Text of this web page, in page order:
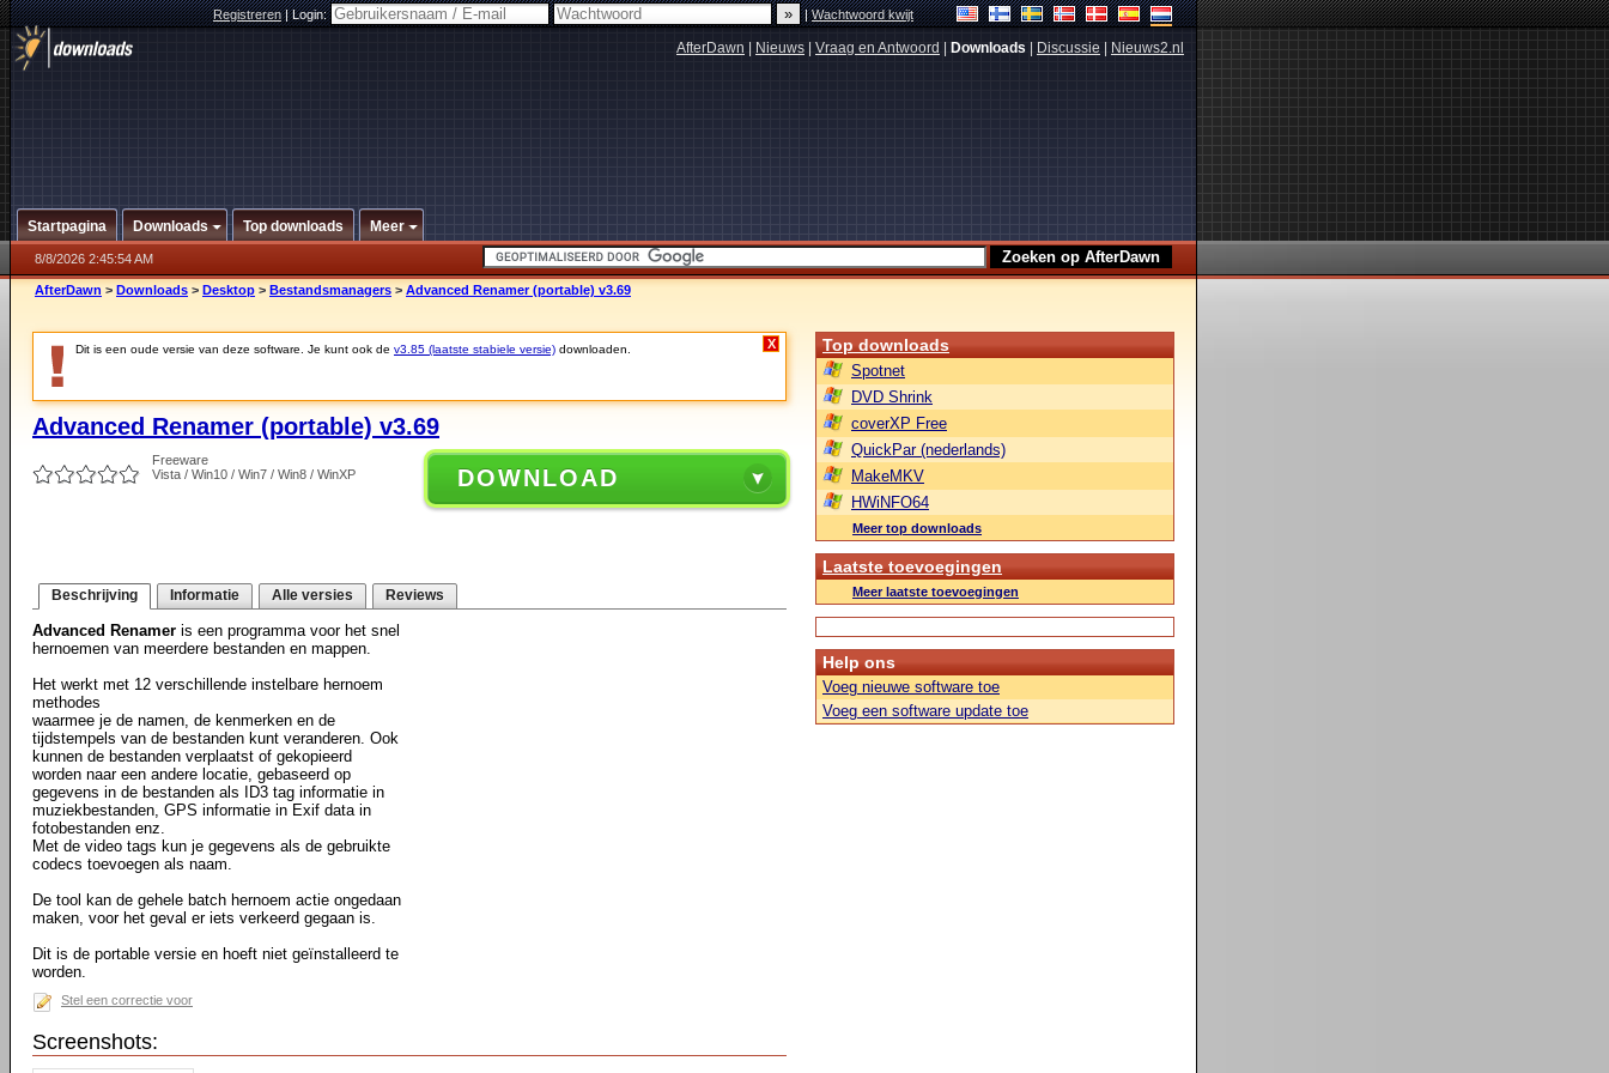
Registreren|Login: |Wachtwoord kwijt
AfterDawn Nieuws Vraag en Antwoord Downloads Discussie Nieuws2.nl
Startpagina Downloads Top downloads Meer
8/8/2026 2:45:54 AM
AfterDawn > Downloads > Desktop > Bestandsmanagers > Advanced Renamer (portable) v3.69
Dit is een oude versie van deze software. Je kunt ook de v3.85 (laatste stabiele versie) downloaden. X
Advanced Renamer (portable) v3.69
Freeware
Vista / Win10 / Win7 / Win8 / WinXP
DOWNLOAD
Beschrijving Informatie Alle versies Reviews
Advanced Renamer is een programma voor het snel
hernoemen van meerdere bestanden en mappen.
Het werkt met 12 verschillende instelbare hernoem
methodes
waarmee je de namen, de kenmerken en de
tijdstempels van de bestanden kunt veranderen. Ook
kunnen de bestanden verplaatst of gekopieerd
worden naar een andere locatie, gebaseerd op
gegevens in de bestanden als ID3 tag informatie in
muziekbestanden, GPS informatie in Exif data in
fotobestanden enz.
Met de video tags kun je gegevens als de gebruikte
codecs toevoegen als naam.
De tool kan de gehele batch hernoem actie ongedaan
maken, voor het geval er iets verkeerd gegaan is.
Dit is de portable versie en hoeft niet geïnstalleerd te
worden.
Stel een correctie voor
Screenshots:
Top downloads
Spotnet
DVD Shrink
coverXP Free
QuickPar (nederlands)
MakeMKV
HWiNFO64
Meer top downloads
Laatste toevoegingen
Meer laatste toevoegingen
Help ons
Voeg nieuwe software toe
Voeg een software update toe